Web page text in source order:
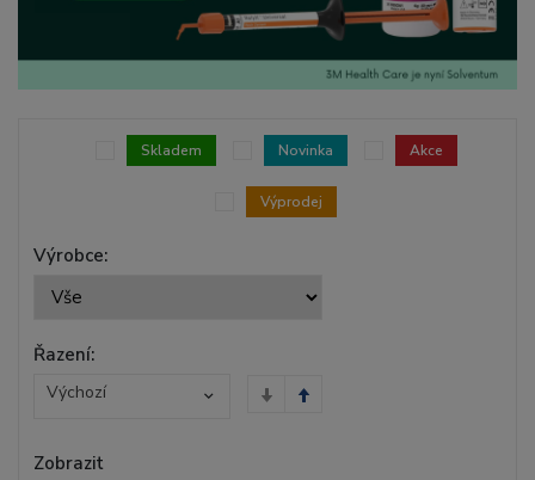
Výrobce:
Skladem Novinka Akce
Výprodej
Řazení:
Výchozí
Zobrazit